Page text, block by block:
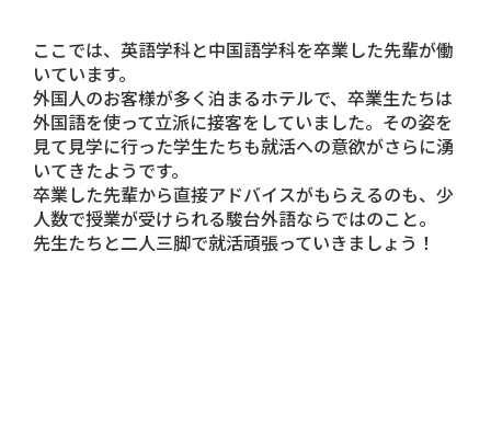
ここでは、 英語学科と中国語学科を卒業した先輩が働
いています。
外国人のお客様が多く泊まるホテルで、卒業生たちは
外国語を使って立派に接客をしていました。その姿を
見て見学に行った学生たちも就活への意欲がさらに湧
いてきたようです。
卒業した先輩から直接アドバイスがもらえるのも、少
人数で授業が受けられる駿台外語ならではのこと。
先生たちと二人三脚で就活頑張っていきましょう！